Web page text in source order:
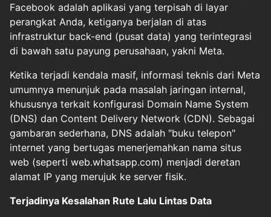
Facebook adalah aplikasi yang terpisah di layar
perangkat Anda, ketiganya berjalan di atas
infrastruktur back-end (pusat data) yang terintegrasi
di bawah satu payung perusahaan, yakni Meta.
Ketika terjadi kendala masif, informasi teknis dari Meta
umumnya menunjuk pada masalah jaringan internal,
khususnya terkait konfigurasi Domain Name System
(DNS) dan Content Delivery Network (CDN). Sebagai
gambaran sederhana, DNS adalah "buku telepon"
internet yang bertugas menerjemahkan nama situs
web (seperti web.whatsapp.com) menjadi deretan
alamat IP yang merujuk ke server fisik.
Terjadinya Kesalahan Rute Lalu Lintas Data